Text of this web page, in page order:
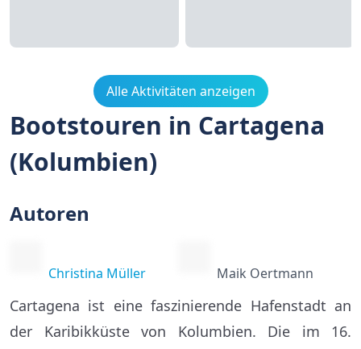
Alle Aktivitäten anzeigen
Bootstouren in Cartagena
(Kolumbien)
Autoren
Christina Müller Maik Oertmann
Cartagena ist eine faszinierende Hafenstadt an
der Karibikküste von Kolumbien. Die im 16.